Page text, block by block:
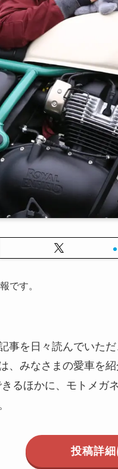
です。
事を日々読んでいた
、みなさまの愛車を
るほかに、モトメガ
投稿詳細